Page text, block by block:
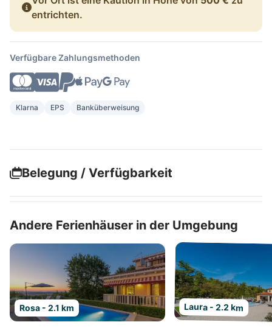
entrichten.
Verfügbare Zahlungsmethoden
Klarna EPS Banküberweisung
Belegung / Verfügbarkeit
Andere Ferienhäuser in der Umgebung
Rosa - 2.1 km Laura - 2.2 km